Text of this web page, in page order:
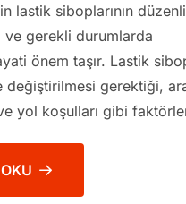
lastik siboplarının
gerekli durumlarda
önem taşır. Lastik
değiştirilmesi gerektiği,
ve yol koşulları gibi